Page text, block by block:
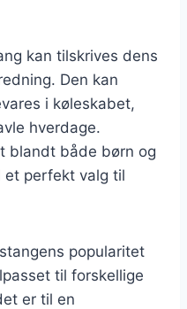
kan tilskrives dens
Den kan
i køleskabet,
hverdage.
blandt både børn og
et perfekt valg til
popularitet
til forskellige
er til en